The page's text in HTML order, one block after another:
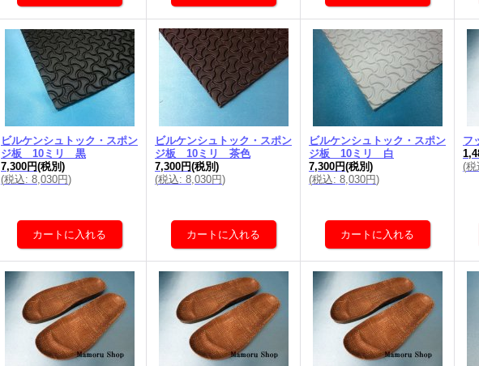
ビルケンシュトック・スポン
ジ板 10ミリ 黒
7,300円(税別)
(税込: 8,030円)
ビルケンシュトック・スポン
ジ板 10ミリ 茶色
7,300円(税別)
(税込: 8,030円)
ビルケンシュトック・スポン
ジ板 10ミリ 白
7,300円(税別)
(税込: 8,030円)
フ
(税